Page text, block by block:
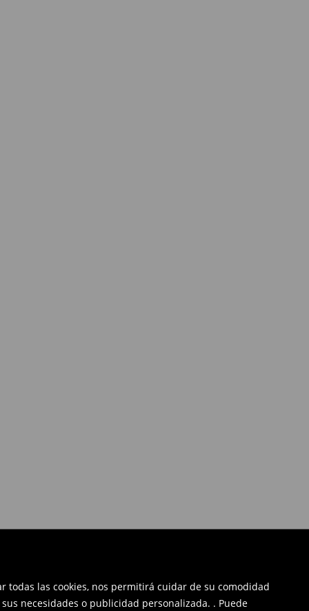
todas las cookies, nos permitirá cuidar de su comodidad
necesidades o publicidad personalizada. . Puede